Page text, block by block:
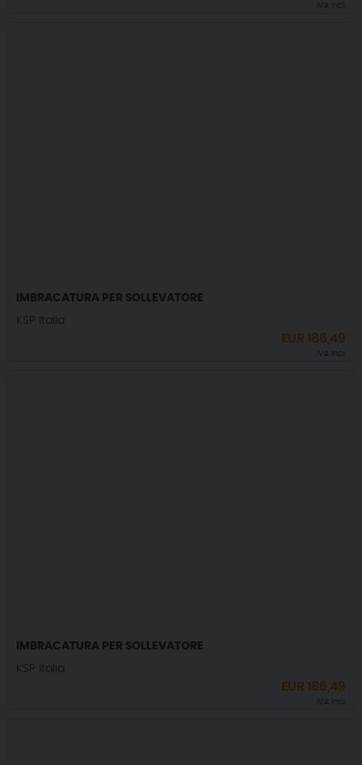
IVA incl.
IMBRACATURA PER SOLLEVATORE
KSP Italia
EUR186,49
IVA incl.
IMBRACATURA PER SOLLEVATORE
KSP Italia
EUR186,49
IVA incl.